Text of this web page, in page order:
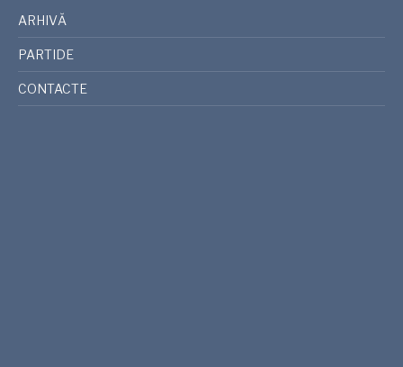
ARHIVĂ
PARTIDE
CONTACTE